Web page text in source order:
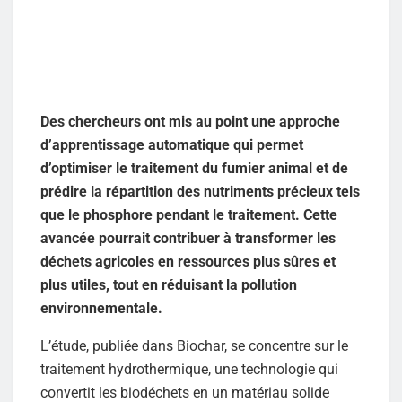
Des chercheurs ont mis au point une approche
d’apprentissage automatique qui permet
d’optimiser le traitement du fumier animal et de
prédire la répartition des nutriments précieux tels
que le phosphore pendant le traitement. Cette
avancée pourrait contribuer à transformer les
déchets agricoles en ressources plus sûres et
plus utiles, tout en réduisant la pollution
environnementale.
L’étude, publiée dans Biochar, se concentre sur le
traitement hydrothermique, une technologie qui
convertit les biodéchets en un matériau solide